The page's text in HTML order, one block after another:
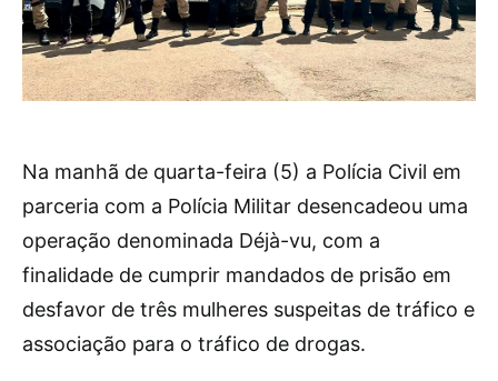
Na manhã de quarta-feira (5) a Polícia Civil em
parceria com a Polícia Militar desencadeou uma
operação denominada Déjà-vu, com a
finalidade de cumprir mandados de prisão em
desfavor de três mulheres suspeitas de tráfico e
associação para o tráfico de drogas.